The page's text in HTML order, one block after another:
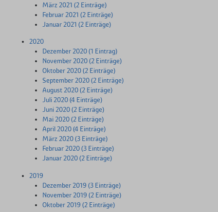
März 2021 (2 Einträge)
Februar 2021 (2 Einträge)
Januar 2021 (2 Einträge)
2020
Dezember 2020 (1 Eintrag)
November 2020 (2 Einträge)
Oktober 2020 (2 Einträge)
September 2020 (2 Einträge)
August 2020 (2 Einträge)
Juli 2020 (4 Einträge)
Juni 2020 (2 Einträge)
Mai 2020 (2 Einträge)
April 2020 (4 Einträge)
März 2020 (3 Einträge)
Februar 2020 (3 Einträge)
Januar 2020 (2 Einträge)
2019
Dezember 2019 (3 Einträge)
November 2019 (2 Einträge)
Oktober 2019 (2 Einträge)